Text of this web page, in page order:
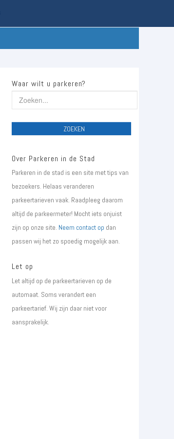
Waar wilt u parkeren?
ZOEKEN
Over Parkeren in de Stad
Parkeren in de stad is een site met tips van
bezoekers. Helaas veranderen
parkeertarieven vaak. Raadpleeg daarom
altijd de parkeermeter! Mocht iets onjuist
zijn op onze site. Neem contact op dan
passen wij het zo spoedig mogelijk aan.
Let op
Let altijd op de parkeertarieven op de
automaat. Soms verandert een
parkeertarief. Wij zijn daar niet voor
aansprakelijk.